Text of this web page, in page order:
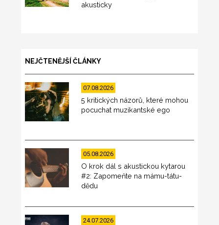
akusticky
NEJČTENĚJŠÍ ČLÁNKY
07.08.2026
5 kritických názorů, které mohou
pocuchat muzikantské ego
05.08.2026
O krok dál s akustickou kytarou
#2: Zapomeňte na mámu-tátu-
dědu
24.07.2026